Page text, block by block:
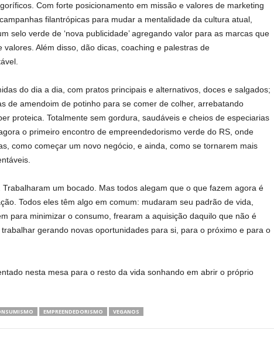
Com forte posicionamento em missão e valores de marketing
filantrópicas para mudar a mentalidade da cultura atual,
selo verde de ‘nova publicidade’ agregando valor para as marcas que
valores. Além disso, dão dicas, coaching e palestras de
do dia a dia, com pratos principais e alternativos, doces e salgados;
de amendoim de potinho para se comer de colher, arrebatando
proteica. Totalmente sem gordura, saudáveis e cheios de especiarias
o primeiro encontro de empreendedorismo verde do RS, onde
como começar um novo negócio, e ainda, como se tornarem mais
um bocado. Mas todos alegam que o que fazem agora é
Todos eles têm algo em comum: mudaram seu padrão de vida,
para minimizar o consumo, frearam a aquisição daquilo que não é
gerando novas oportunidades para si, para o próximo e para o
nesta mesa para o resto da vida sonhando em abrir o próprio
EMPREENDEDORISMO VEGANOS